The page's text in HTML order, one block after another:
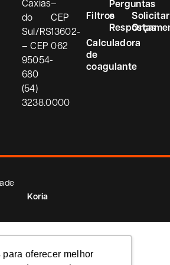
oferecer melhor
Caxias
do
Sul/RS
– CEP
95054-
680
(54)
3238.0000
–
CEP
13602-
062
Filtros
Calculadora
de
coagulante
Perguntas
e
Respostas
Solicitar
Koria